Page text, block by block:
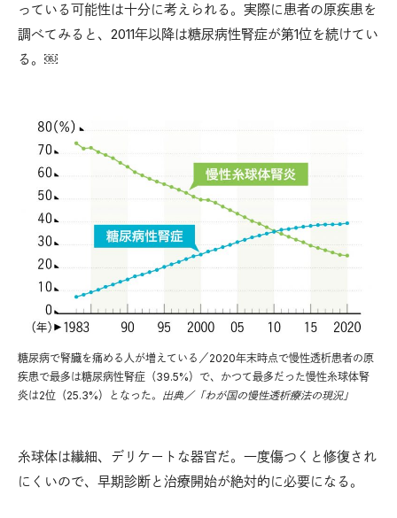
っている可能性は十分に考えられる。実際に患者の原疾患を
調べてみると、2011年以降は糖尿病性腎症が第1位を続けてい
る。￼
糖尿病で腎臓を痛める人が増えている／2020年末時点で慢性透析患者の原
疾患で最多は糖尿病性腎症（39.5%）で、かつて最多だった慢性糸球体腎
炎は2位（25.3%）となった。 出典／「わが国の慢性透析療法の現況」
糸球体は繊細、デリケートな器官だ。一度傷つくと修復され
にくいので、早期診断と治療開始が絶対的に必要になる。